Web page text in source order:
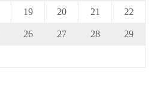
19 20 21 22
26 27 28 29